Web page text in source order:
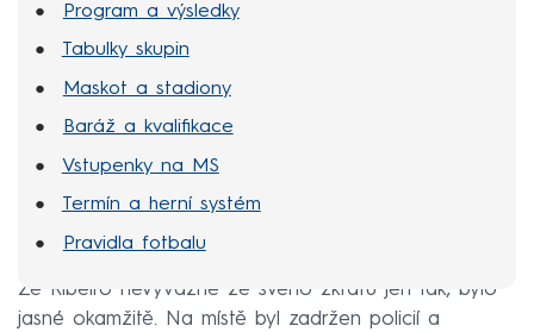
Program a výsledky
Tabulky skupin
Maskot a stadiony
Baráž a kvalifikace
Vstupenky na MS
Termín a herní systém
Pravidla fotbalu
Že Ribeiro nevyvázne ze svého zkratu jen tak, bylo
jasné okamžitě. Na místě byl zadržen policií a